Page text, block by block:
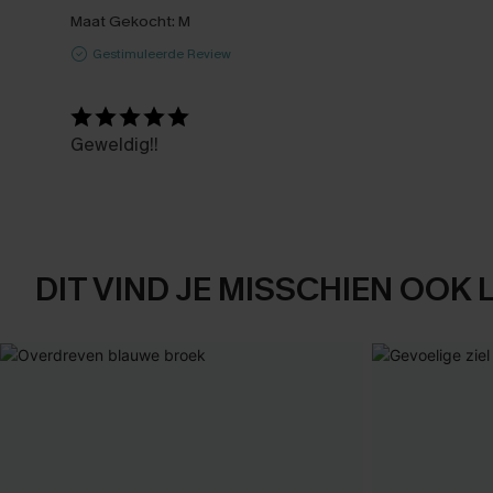
Maat Gekocht: M
Gestimuleerde Review
Geweldig!!
DIT VIND JE MISSCHIEN OOK